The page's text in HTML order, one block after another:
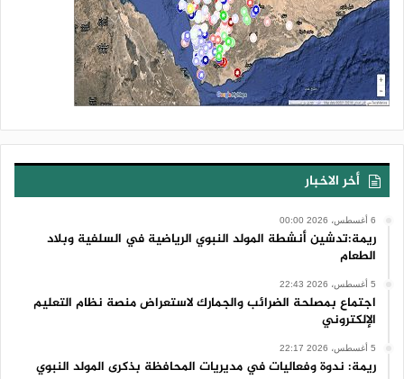
أخر الاخبار
6 أغسطس، 2026 00:00
ريمة:تدشين أنشطة المولد النبوي الرياضية في السلفية وبلاد
الطعام
5 أغسطس، 2026 22:43
اجتماع بمصلحة الضرائب والجمارك لاستعراض منصة نظام التعليم
الإلكتروني
5 أغسطس، 2026 22:17
ريمة: ندوة وفعاليات في مديريات المحافظة بذكرى المولد النبوي